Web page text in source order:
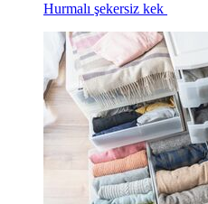
Hurmalı şekersiz kek